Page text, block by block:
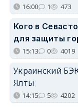
16:00 1 473
Кого в
для защиты
15:13 0 4019
Украинский
Ялты
14:15 5 4202